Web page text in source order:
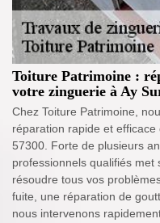
Toiture Patrimoine :
votre zinguerie à Ay
Chez Toiture Patrimoine,
réparation rapide et efficace
57300. Forte de plusieurs
professionnels qualifiés
résoudre tous vos
fuite, une réparation de
nous intervenons